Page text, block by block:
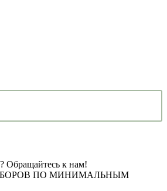
Обращайтесь к нам!
ПО МИНИМАЛЬНЫМ